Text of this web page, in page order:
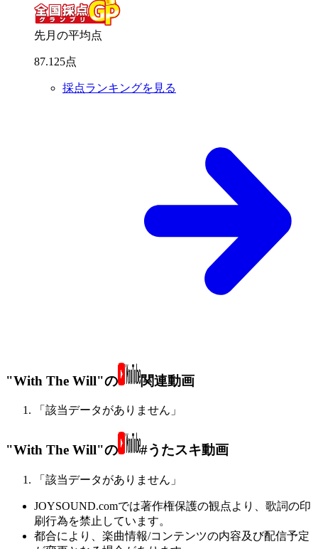
先月の平均点
87.125点
採点ランキングを見る
"With The Will"の 関連動画
「該当データがありません」
"With The Will"の #うたスキ動画
「該当データがありません」
JOYSOUND.comでは著作権保護の観点より、歌詞の印
刷行為を禁止しています。
都合により、楽曲情報/コンテンツの内容及び配信予定